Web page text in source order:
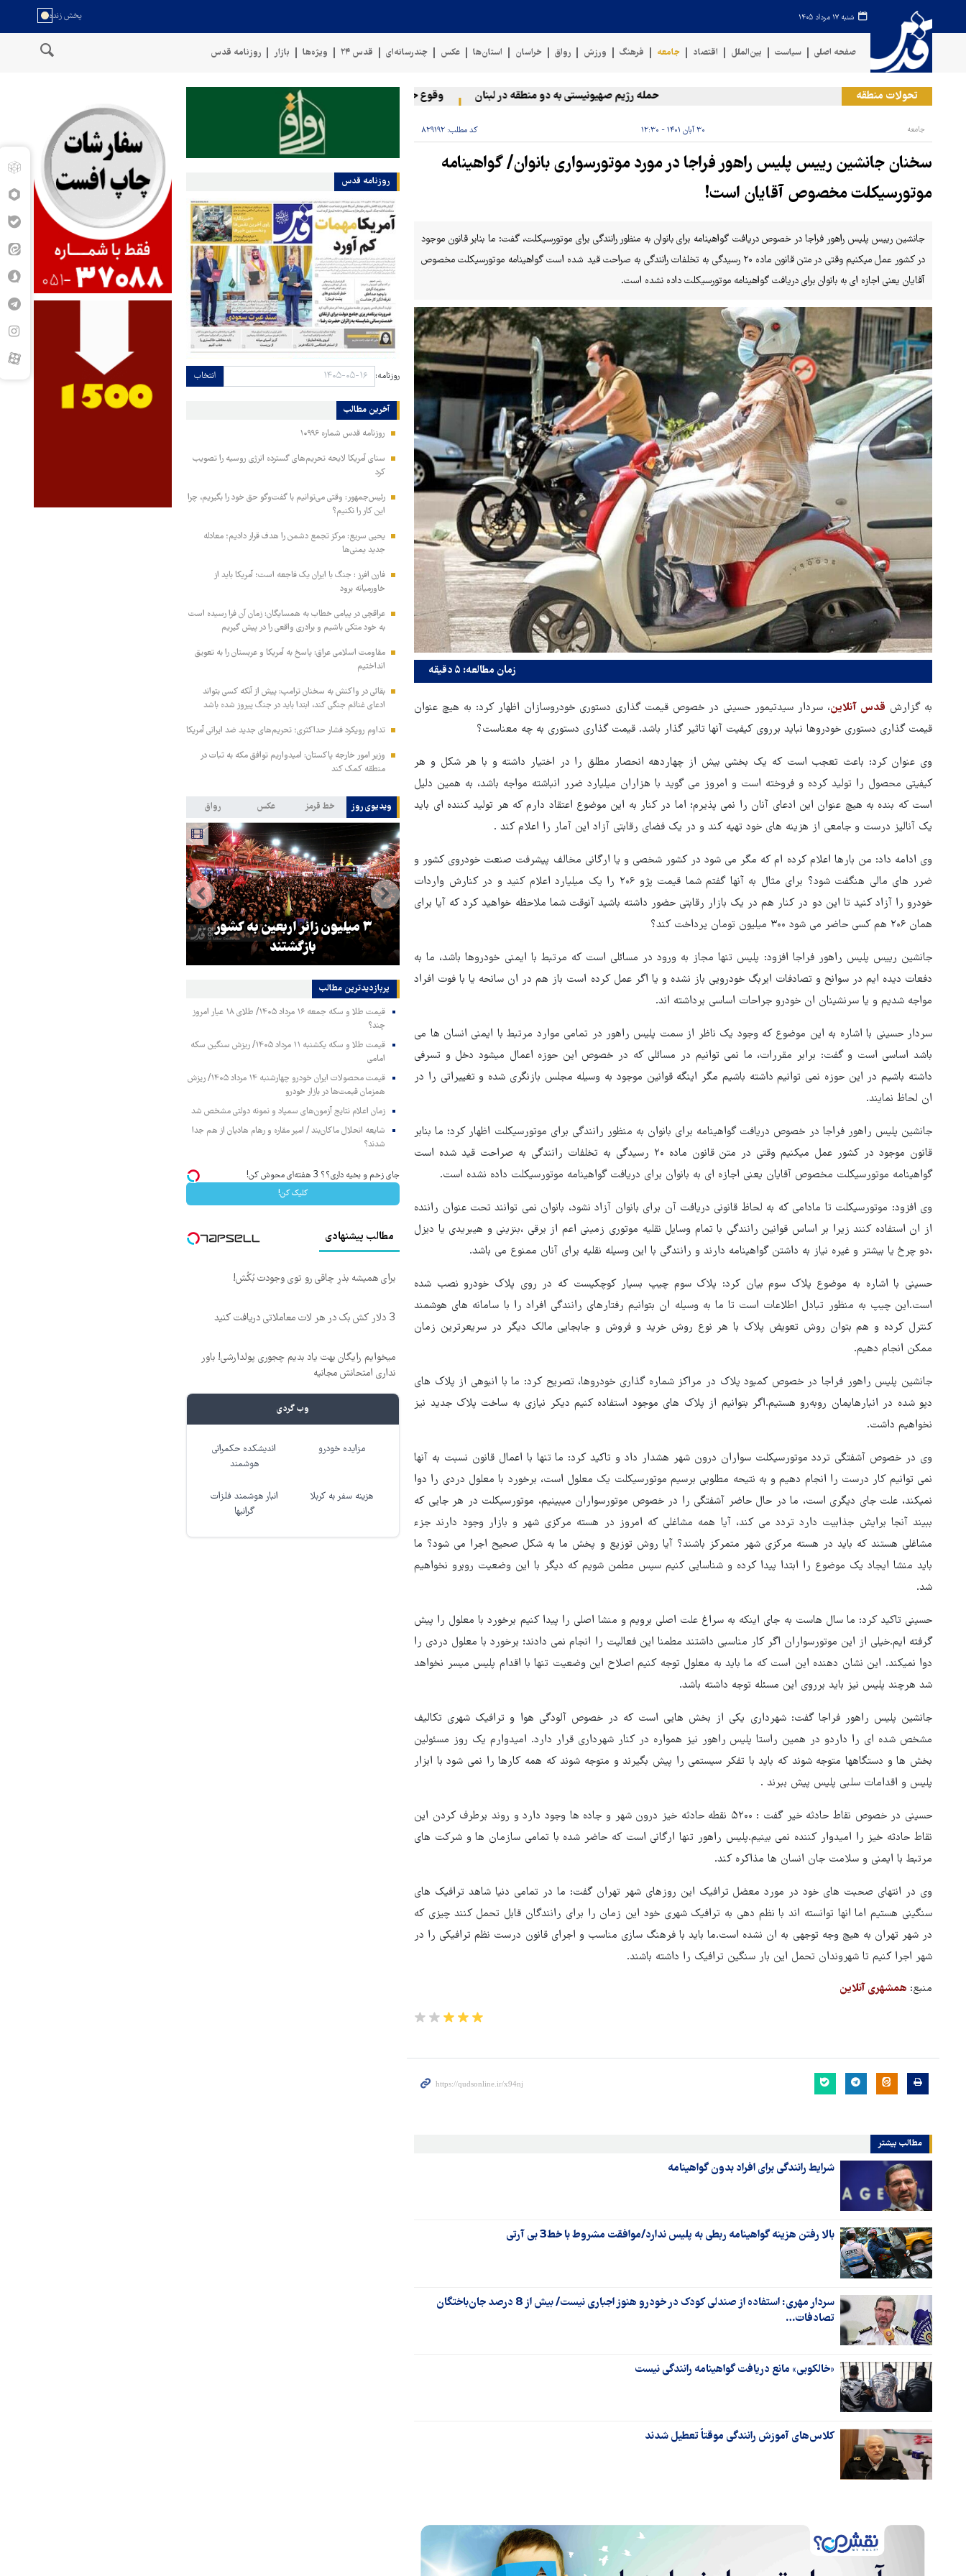
شنبه ۱۷ مرداد ۱۴۰۵
صفحه اصلی سیاست بین‌الملل اقتصاد جامعه فرهنگ ورزش رواق خراسان استان‌ها عکس چندرسانه‌ای قدس ۲۴ ویژه‌ها بازار روزنامه قدس
تحولات منطقه حمله رژیم صهیونیستی به دو منطقه در لبنان وقوع حادثه دریایی در سواحل عمان سخنگوی نیروهای مسلح یمن: کشتی نفتی عربستان را با موشک
جامعه ۳۰ آبان ۱۴۰۱ - ۱۲:۳۰ کد مطلب: ۸۲۹۱۹۲
سخنان جانشین رییس پلیس راهور فراجا در مورد موتورسواری بانوان/ گواهینامه
موتورسیکلت مخصوص آقایان است!
جانشین رییس پلیس راهور فراجا در خصوص دریافت گواهینامه برای بانوان به منظور رانندگی برای موتورسیکلت، گفت: ما بنابر قانون موجود
در کشور عمل میکنیم وقتی در متن قانون ماده ۲۰ رسیدگی به تخلفات رانندگی به صراحت قید شده است گواهینامه موتورسیکلت مخصوص
آقایان یعنی اجازه ای به بانوان برای دریافت گواهینامه موتورسیکلت داده نشده است.
زمان مطالعه: ۵ دقیقه
به گزارش قدس آنلاین، سردار سیدتیمور حسینی در خصوص قیمت گذاری دستوری خودروسازان اظهار کرد: به هیچ عنوان
قیمت گذاری دستوری خودروها نباید برروی کیفیت آنها تاثیر گذار باشد. قیمت گذاری دستوری به چه معناست؟
وی عنوان کرد: باعث تعجب است که یک بخشی بیش از چهاردهه انحصار مطلق را در اختیار داشته و با هر شکل و هر
کیفیتی محصول را تولید کرده و فروخته است و امروز می گوید با هزاران میلیارد ضرر انباشته مواجه باشد، به همین دلیل
است که بنده به هیچ عنوان این ادعای آنان را نمی پذیرم؛ اما در کنار به این موضوع اعتقاد دارم که هر تولید کننده ای باید
یک آنالیز درست و جامعی از هزینه های خود تهیه کند و در یک فضای رقابتی آزاد این آمار را اعلام کند .
وی ادامه داد: من بارها اعلام کرده ام که مگر می شود در کشور شخصی و یا ارگانی مخالف پیشرفت صنعت خودروی کشور و
ضرر های مالی هنگفت شود؟ برای مثال به آنها گفتم شما قیمت پژو ۲۰۶ را یک میلیارد اعلام کنید و در کنارش واردات
خودرو را آزاد کنید تا این دو در کنار هم در یک بازار رقابتی حضور داشته باشید آنوقت شما ملاحظه خواهید کرد که آیا برای
همان ۲۰۶ هم کسی حاضر می شود ۳۰۰ میلیون تومان پرداخت کند؟
جانشین رییس پلیس راهور فراجا افزود: پلیس تنها مجاز به ورود در مسائلی است که مرتبط با ایمنی خودروها باشد، ما به
دفعات دیده ایم در سوانح و تصادفات ایربگ خودرویی باز نشده و یا اگر عمل کرده است باز هم در ان سانحه یا با فوت افراد
مواجه شدیم و یا سرنشینان ان خودرو جراحات اساسی برداشته اند.
سردار حسینی با اشاره به این موضوع که وجود یک ناظر از سمت پلیس راهور در تمامی موارد مرتبط با ایمنی انسان ها می
باشد اساسی است و گفت: برابر مقررات، ما نمی توانیم در مسائلی که در خصوص این حوزه اعمال میشود دخل و تسرفی
داشته باشیم در این حوزه نمی توانیم داشته باشیم مگر اینگه قوانین موجود به وسیله مجلس بازنگری شده و تغییراتی را در
ان لحاظ نمایند.
جانشین پلیس راهور فراجا در خصوص دریافت گواهینامه برای بانوان به منظور رانندگی برای موتورسیکلت اظهار کرد؛ ما بنابر
قانون موجود در کشور عمل میکنیم وقتی در متن قانون ماده ۲۰ رسیدگی به تخلفات رانندگی به صراحت قید شده است
گواهینامه موتورسیکلت مخصوص آقایان یعنی اجازه ای به بانوان برای دریافت گواهینامه موتورسیکلت داده نشده است.
وی افزود: موتورسیکلت تا مادامی که به لحاظ قانونی دریافت آن برای بانوان آزاد نشود، بانوان نمی توانند تحت عنوان راننده
از ان استفاده کنند زیرا بر اساس قوانین رانندگی با تمام وسایل نقلیه موتوری زمینی اعم از برقی ،بنزینی و هیبریدی یا دیزل
،دو چرخ یا بیشتر و غیره نیاز به داشتن گواهینامه دارند و رانندگی با این وسیله نقلیه برای آنان ممنوع می باشد.
حسینی با اشاره به موضوع پلاک سوم بیان کرد: پلاک سوم چیپ بسیار کوچکیست که در روی پلاک خودرو نصب شده
است.این چیپ به منظور تبادل اطلاعات است تا ما به وسیله ان بتوانیم رفتارهای رانندگی افراد را با سامانه های هوشمند
کنترل کرده و هم بتوان روش تعویض پلاک با هر نوع روش خرید و فروش و جابجایی مالک دیگر در سریعرترین زمان
ممکن انجام دهیم.
جانشین پلیس راهور فراجا در خصوص کمبود پلاک در مراکز شماره گذاری خودروها، تصریح کرد: ما با انبوهی از پلاک های
دپو شده در انبارهایمان روبه‌رو هستیم.اگر بتوانیم از پلاک های موجود استفاده کنیم دیکر نیازی به ساخت پلاک جدید نیز
نخواهیم داشت.
وی در خصوص آشفتگی تردد موتورسیکلت سواران درون شهر هشدار داد و تاکید کرد: ما تنها با اعمال قانون نسبت به آنها
نمی توانیم کار درست را انجام دهیم و به نتیحه مطلوبی برسیم موتورسیکلت یک معلول است، برخورد با معلول دردی را دوا
نمیکند، علت جای دیگری است، ما در حال حاضر آشفتگی را در خصوص موتورسواران میبینیم، موتورسیکلت در هر جایی که
ببیند آنجا برایش جذابیت دارد تردد می کند، آیا همه مشاغلی که امروز در هسته مرکزی شهر و بازار وجود دارند جزء
مشاغلی هستند که باید در هسته مرکزی شهر متمرکز باشند؟ آیا روش توزیع و پخش ما به شکل صحیح اجرا می شود؟ ما
باید منشا ایجاد یک موضوع را ابتدا پیدا کرده و شناسایی کنیم سپس مطمن شویم که دیگر با این وضعیت روبرو نخواهیم
شد.
حسینی تاکید کرد: ما سال هاست به جای اینکه به سراغ علت اصلی برویم و منشا اصلی را پیدا کنیم برخورد با معلول را پیش
گرفته ایم.خیلی از این موتورسواران اگر کار مناسبی داشتند مطمنا این فعالیت را انجام نمی دادند؛ برخورد با معلول دردی را
دوا نمیکند. این نشان دهنده این است که ما باید به معلول توجه کنیم اصلاح این وضعیت تنها با اقدام پلیس میسر نخواهد
شد هرچند پلیس نیز باید برروی این مسئله توجه داشته باشد.
جانشین پلیس راهور فراجا گفت: شهرداری یکی از بخش هایی است که در خصوص آلودگی هوا و ترافیک شهری تکالیف
مشخص شده ای را داردو در همین راستا پلیس راهور نیز همواره در کنار شهرداری قرار دارد. امیدوارم یک روز مسئولین
بخش ها و دستگاهها متوجه شوند که باید با تفکر سیستمی را پیش بگیرند و متوجه شوند که همه کارها را نمی شود با ابزار
پلیس و اقدامات سلبی پلیس پیش ببرند .
حسینی در خصوص نقاط حادثه خیر گفت : ۵۲۰۰ نقطه حادثه خیز درون شهر و جاده ها وجود دارد و روند برطرف کردن این
نقاط حادثه خیز را امیدوار کننده نمی بینیم.پلیس راهور تنها ارگانی است که حاضر شده با تمامی سازمان ها و شرکت های
مرتبط با ایمنی و سلامت جان انسان ها مذاکره کند.
وی در انتهای صحبت های خود در مورد معضل ترافیک این روزهای شهر تهران گفت: ما در تمامی دنیا شاهد ترافیک های
سنگینی هستیم اما انها توانسته اند با نظم دهی به ترافیک شهری خود این زمان را برای رانندگان قابل تحمل کنند چیزی که
در شهر تهران به هیچ وجه توجهی به ان نشده است.ما باید با فرهنگ سازی مناسب و اجرای قانون درست نظم ترافیکی را در
شهر اجرا کنیم تا شهروندان تحمل این بار سنگین ترافیک را داشته باشند.
منبع: همشهری آنلاین
مطالب بیشتر
شرایط رانندگی برای افراد بدون گواهینامه
بالا رفتن هزینه گواهینامه ربطی به پلیس ندارد/موافقت مشروط با خط3 بی آرتی
سردار مهری: استفاده از صندلی کودک در خودرو هنوز اجباری نیست/ بیش از 8 درصد جان‌باختگان
تصادفات…
«خالکوبی» مانع دریافت گواهینامه رانندگی نیست
کلاس‌های آموزش رانندگی موقتاً تعطیل شدند
روزنامه قدس
روزنامه: انتخاب
آخرین مطالب
روزنامه قدس شماره ۱۰۹۹۶
سنای آمریکا لایحه تحریم‌های گسترده انرژی روسیه را تصویب
کرد
رئیس‌جمهور: وقتی می‌توانیم با گفت‌وگو حق خود را بگیریم، چرا
این کار را نکنیم؟
یحیی سریع: مرکز تجمع دشمن را هدف قرار دادیم؛ معادله
جدید یمنی‌ها
فارن افرز : جنگ با ایران یک فاجعه است؛ آمریکا باید از
خاورمیانه برود
عراقچی در پیامی خطاب به همسایگان: زمان آن فرا رسیده است
به خود متکی باشیم و برادری واقعی را در پیش گیریم
مقاومت اسلامی عراق: پاسخ به آمریکا و عربستان را به تعویق
انداختیم
بقائی در واکنش به سخنان ترامپ: پیش از آنکه کسی بتواند
ادعای غنائم جنگی کند، ابتدا باید در جنگ پیروز شده باشد
تداوم رویکرد فشار حداکثری؛ تحریم‌های جدید ضد ایرانی آمریکا
وزیر امور خارجه پاکستان: امیدواریم توافق مکه به ثبات در
منطقه کمک کند
ویدیوی روز خط قرمز عکس رواق
هماهنگی محور مقاومت، آمریکا را
در منطقه درمانده کرد
جنگ‌طلبی است!
۳ میلیون زائر اربعین به کشور
بازگشتند
پربازدیدترین‌ مطالب
قیمت طلا و سکه جمعه ۱۶ مرداد ۱۴۰۵/ طلای ۱۸ عیار امروز
چند؟
قیمت طلا و سکه یکشنبه ۱۱ مرداد ۱۴۰۵/ ریزش سنگین سکه
امامی
قیمت محصولات ایران خودرو چهارشنبه ۱۴ مرداد ۱۴۰۵/ ریزش
همزمان قیمت‌ها در بازار خودرو
زمان اعلام نتایج آزمون‌های سمپاد و نمونه دولتی مشخص شد
شایعه انحلال ماکان‌بند / امیر مقاره و رهام هادیان از هم جدا
شدند؟
جای زخم و بخیه داری؟؟ 3 هفته‌ای محوش کن!
کلیک کن!
مطالب پیشنهادی
برای همیشه بذرِ چاقی رو توی وجودت بُکُش!
3 دلار کش بک در هر لات معاملاتی دریافت کنید
میخوایم رایگان بهت یاد بدیم چجوری پولدارشی! باور
نداری امتحانش مجانیه
وب گردی
مزایده خودرو
اندیشکده حکمرانی
هوشمند
هزینه سفر به کربلا
انبار هوشمند فلزات
گرانبها